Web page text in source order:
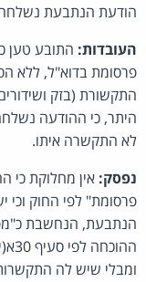
הודעת הנתבעת נשלחה
העובדות:
היתר, כי ההודעה
לא התקשרה איתו.
נפסק: אין מחלוקת כי
פרסומת" לפי החוק וכי
הנתבעת, הנחשבת
ומבלי שיש לה